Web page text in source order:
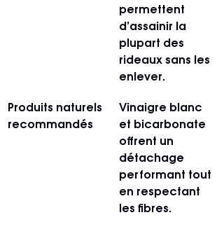
permettent
d’assainir la
plupart des
rideaux sans les
enlever.
Produits naturels
recommandés
Vinaigre blanc
et bicarbonate
offrent un
détachage
performant tout
en respectant
les fibres.